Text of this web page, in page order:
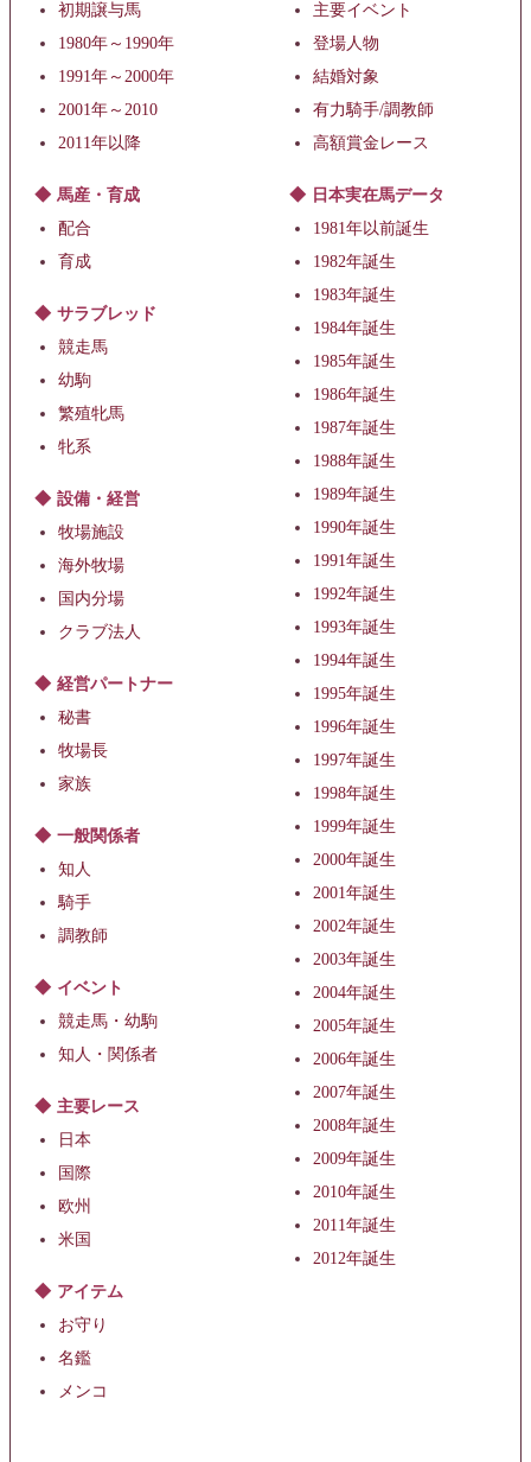
初期譲与馬
1980年～1990年
1991年～2000年
2001年～2010
2011年以降
馬産・育成
配合
育成
サラブレッド
競走馬
幼駒
繁殖牝馬
牝系
設備・経営
牧場施設
海外牧場
国内分場
クラブ法人
経営パートナー
秘書
牧場長
家族
一般関係者
知人
騎手
調教師
イベント
競走馬・幼駒
知人・関係者
主要レース
日本
国際
欧州
米国
アイテム
お守り
名鑑
メンコ
主要イベント
登場人物
結婚対象
有力騎手/調教師
高額賞金レース
日本実在馬データ
1981年以前誕生
1982年誕生
1983年誕生
1984年誕生
1985年誕生
1986年誕生
1987年誕生
1988年誕生
1989年誕生
1990年誕生
1991年誕生
1992年誕生
1993年誕生
1994年誕生
1995年誕生
1996年誕生
1997年誕生
1998年誕生
1999年誕生
2000年誕生
2001年誕生
2002年誕生
2003年誕生
2004年誕生
2005年誕生
2006年誕生
2007年誕生
2008年誕生
2009年誕生
2010年誕生
2011年誕生
2012年誕生